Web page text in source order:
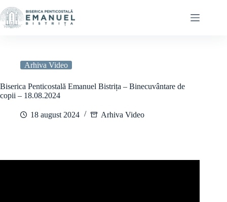
la
conținut
Arhiva Video
Biserica Penticostală Emanuel Bistrița – Binecuvântare de
copii – 18.08.2024
18 august 2024 Arhiva Video